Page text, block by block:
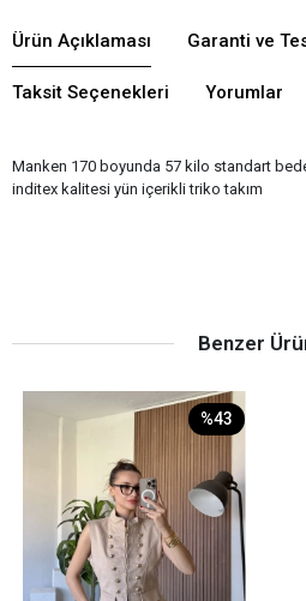
Ürün Açıklaması Garanti ve
Taksit Seçenekleri Yorumlar
Manken 170 boyunda 57 kilo standart
inditex kalitesi yün içerikli triko takım
Benzer
%43